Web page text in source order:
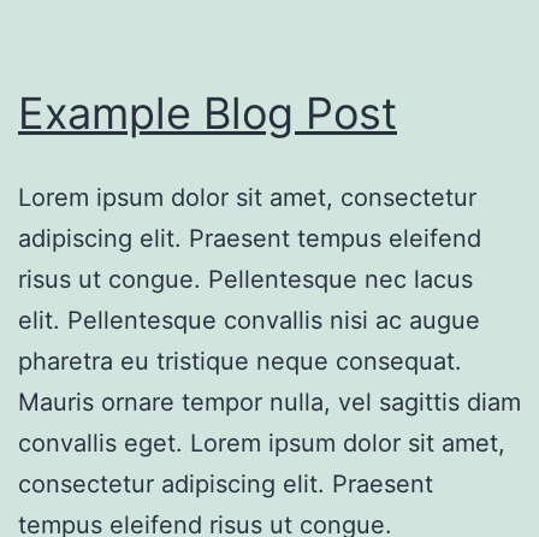
Example Blog Post
Lorem ipsum dolor sit amet, consectetur
adipiscing elit. Praesent tempus eleifend
risus ut congue. Pellentesque nec lacus
elit. Pellentesque convallis nisi ac augue
pharetra eu tristique neque consequat.
Mauris ornare tempor nulla, vel sagittis diam
convallis eget. Lorem ipsum dolor sit amet,
consectetur adipiscing elit. Praesent
tempus eleifend risus ut congue.